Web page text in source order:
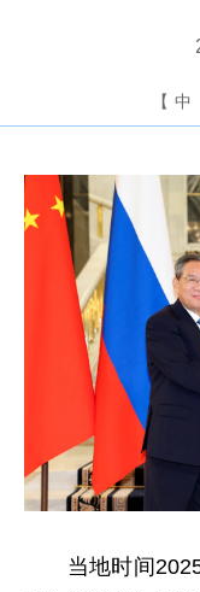
【 中
当地时间